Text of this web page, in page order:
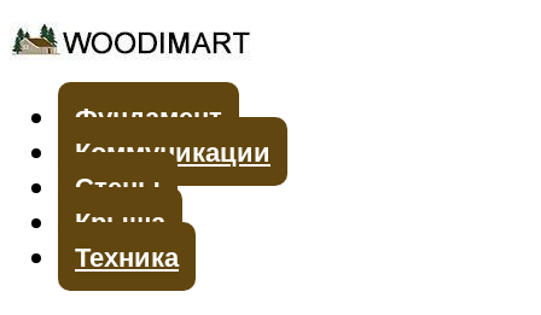
Фундамент
Коммуникации
Стены
Крыша
Техника